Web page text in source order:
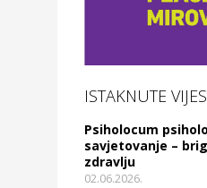
ISTAKNUTE
Psiholocum
savjetovanje –
zdravlju
02.06.2026.